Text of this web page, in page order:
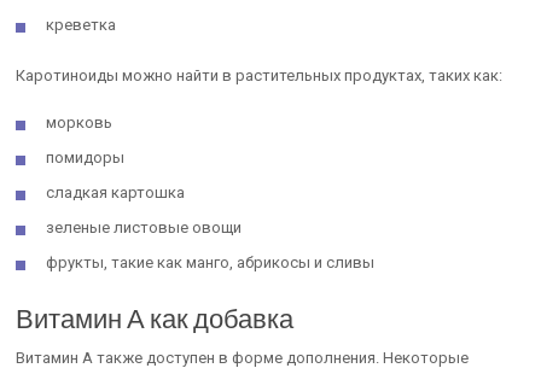
креветка
Каротиноиды можно найти в растительных продуктах, таких как:
морковь
помидоры
сладкая картошка
зеленые листовые овощи
фрукты, такие как манго, абрикосы и сливы
Витамин А как добавка
Витамин А также доступен в форме дополнения. Некоторые